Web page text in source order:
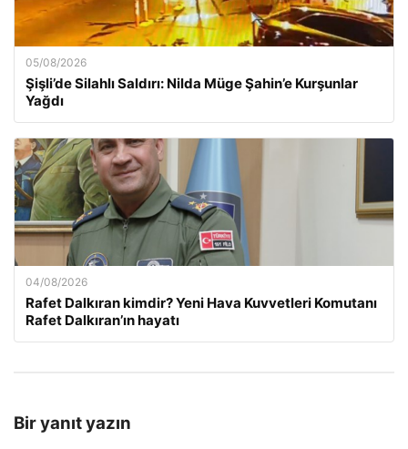
05/08/2026
Şişli’de Silahlı Saldırı: Nilda Müge Şahin’e Kurşunlar
Yağdı
04/08/2026
Rafet Dalkıran kimdir? Yeni Hava Kuvvetleri Komutanı
Rafet Dalkıran’ın hayatı
Bir yanıt yazın